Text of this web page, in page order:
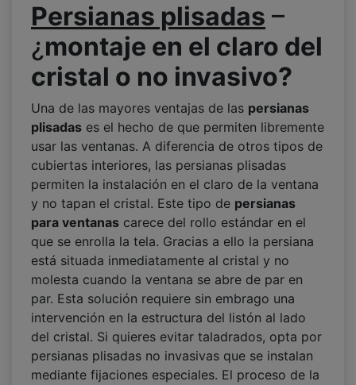
Persianas plisadas –
¿montaje en el claro del
cristal o no invasivo?
Una de las mayores ventajas de las persianas
plisadas es el hecho de que permiten libremente
usar las ventanas. A diferencia de otros tipos de
cubiertas interiores, las persianas plisadas
permiten la instalación en el claro de la ventana
y no tapan el cristal. Este tipo de persianas
para ventanas carece del rollo estándar en el
que se enrolla la tela. Gracias a ello la persiana
está situada inmediatamente al cristal y no
molesta cuando la ventana se abre de par en
par. Esta solución requiere sin embrago una
intervención en la estructura del listón al lado
del cristal. Si quieres evitar taladrados, opta por
persianas plisadas no invasivas que se instalan
mediante fijaciones especiales. El proceso de la